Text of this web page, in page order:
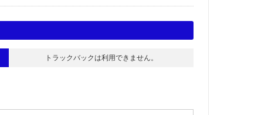
トラックバックは利用できません。